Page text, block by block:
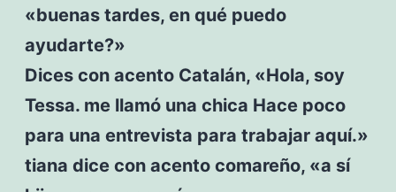
«buenas tardes, en qué puedo
ayudarte?»
Dices con acento Catalán, «Hola, soy
Tessa. me llamó una chica Hace poco
para una entrevista para trabajar aquí.»
tiana dice con acento comareño, «a sí